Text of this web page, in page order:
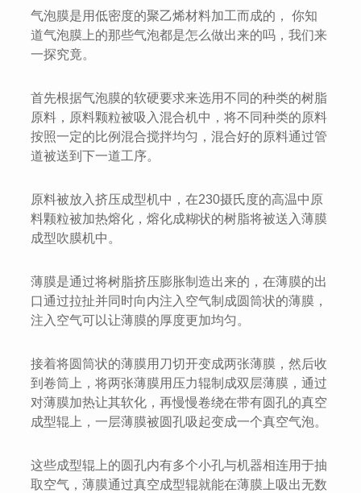
气泡膜是用低密度的聚乙烯材料加工而成的， 你知
道气泡膜上的那些气泡都是怎么做出来的吗，我们来
一探究竟。
首先根据气泡膜的软硬要求来选用不同的种类的树脂
原料，原料颗粒被吸入混合机中，将不同种类的原料
按照一定的比例混合搅拌均匀，混合好的原料通过管
道被送到下一道工序。
原料被放入挤压成型机中，在230摄氏度的高温中原
料颗粒被加热熔化，熔化成糊状的树脂将被送入薄膜
成型吹膜机中。
薄膜是通过将树脂挤压膨胀制造出来的，在薄膜的出
口通过拉扯并同时向内注入空气制成圆筒状的薄膜，
注入空气可以让薄膜的厚度更加均匀。
接着将圆筒状的薄膜用刀切开变成两张薄膜，然后收
到卷筒上，将两张薄膜用压力辊制成双层薄膜，通过
对薄膜加热让其软化，再慢慢卷绕在带有圆孔的真空
成型辊上，一层薄膜被圆孔吸起变成一个真空气泡。
这些成型辊上的圆孔内有多个小孔与机器相连用于抽
取空气，薄膜通过真空成型辊就能在薄膜上吸出无数